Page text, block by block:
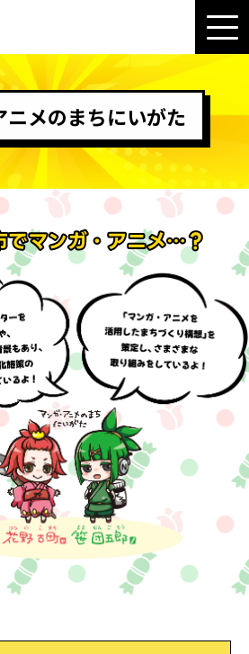
ニメのまちにいがた
でマンガ・アニメ…？